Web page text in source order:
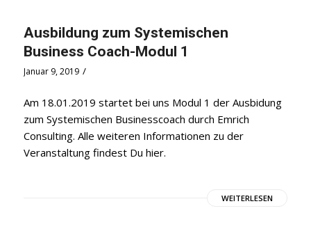
Ausbildung zum Systemischen
Business Coach-Modul 1
Januar 9, 2019 /
Am 18.01.2019 startet bei uns Modul 1 der Ausbidung
zum Systemischen Businesscoach durch Emrich
Consulting. Alle weiteren Informationen zu der
Veranstaltung findest Du hier.
WEITERLESEN